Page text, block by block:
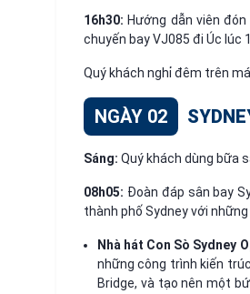
16h30: Hướng dẫn viên
chuyến bay VJ085 đi Úc lúc
Quý khách nghỉ đêm trên
NGÀY 02
Sáng: Quý khách dùng bữa
08h05: Đoàn đáp sân bay
thành phố Sydney với
Nhà hát Con Sò Sydney
những công trình kiến
Bridge, và tạo nên một